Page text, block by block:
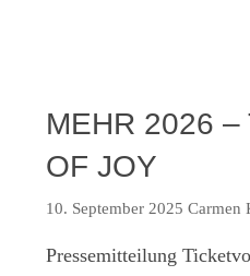
MEHR 2026 –
OF JOY
10. September 2025 Carmen
Pressemitteilung